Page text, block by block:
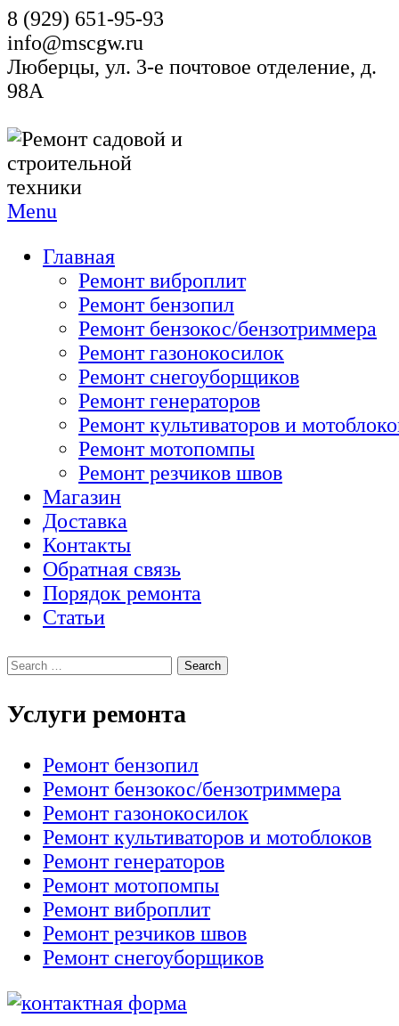
8 (929) 651-95-93
info@mscgw.ru
Люберцы, ул. 3-е почтовое отделение, д.
98А
Menu
Главная
Ремонт виброплит
Ремонт бензопил
Ремонт бензокос/бензотриммера
Ремонт газонокосилок
Ремонт снегоуборщиков
Ремонт генераторов
Ремонт культиваторов и
Ремонт мотопомпы
Ремонт резчиков швов
Магазин
Доставка
Контакты
Обратная связь
Порядок ремонта
Статьи
Услуги ремонта
Ремонт бензопил
Ремонт бензокос/бензотриммера
Ремонт газонокосилок
Ремонт культиваторов и мотоблоков
Ремонт генераторов
Ремонт мотопомпы
Ремонт виброплит
Ремонт резчиков швов
Ремонт снегоуборщиков